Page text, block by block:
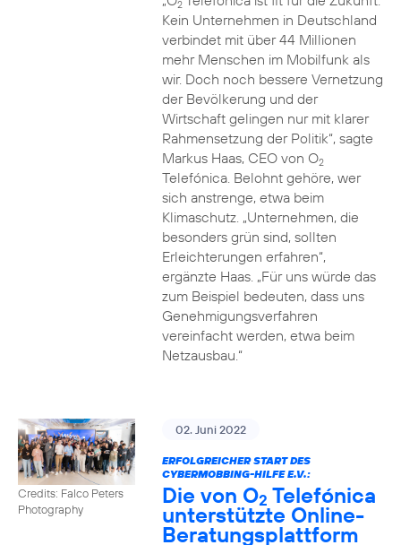
2
Kein Unternehmen in Deutschland
verbindet mit über 44 Millionen
mehr Menschen im Mobilfunk als
wir. Doch noch bessere Vernetzung
der Bevölkerung und der
Wirtschaft gelingen nur mit klarer
Rahmensetzung der Politik“, sagte
Markus Haas, CEO von O2
Telefónica. Belohnt gehöre, wer
sich anstrenge, etwa beim
Klimaschutz. „Unternehmen, die
besonders grün sind, sollten
Erleichterungen erfahren“,
ergänzte Haas. „Für uns würde das
zum Beispiel bedeuten, dass uns
Genehmigungsverfahren
vereinfacht werden, etwa beim
Netzausbau.“
Credits: Falco Peters
Photography
02. Juni 2022
ERFOLGREICHER START DES
CYBERMOBBING-HILFE E.V.:
Die von O2 Telefónica
unterstützte Online-
Beratungsplattform